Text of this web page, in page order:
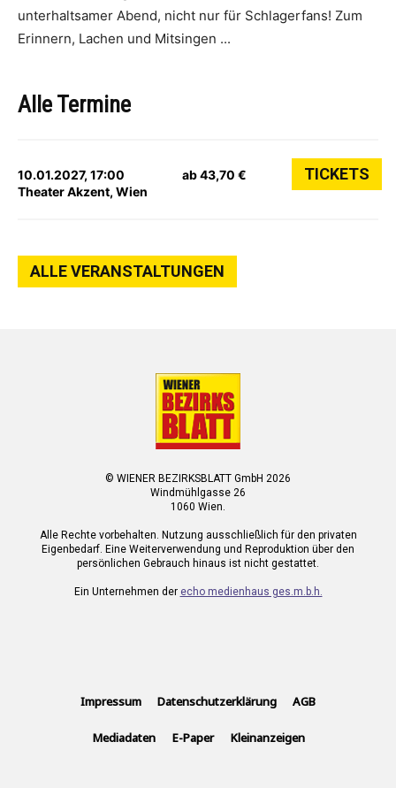
unterhaltsamer Abend, nicht nur für Schlagerfans! Zum
Erinnern, Lachen und Mitsingen ...
Alle Termine
10.01.2027, 17:00
Theater Akzent, Wien
ab 43,70 € TICKETS
ALLE VERANSTALTUNGEN
© WIENER BEZIRKSBLATT GmbH 2026
Windmühlgasse 26
1060 Wien.
Alle Rechte vorbehalten. Nutzung ausschließlich für den privaten
Eigenbedarf. Eine Weiterverwendung und Reproduktion über den
persönlichen Gebrauch hinaus ist nicht gestattet.
Ein Unternehmen der echo medienhaus ges.m.b.h.
Impressum Datenschutzerklärung AGB
Mediadaten E-Paper Kleinanzeigen